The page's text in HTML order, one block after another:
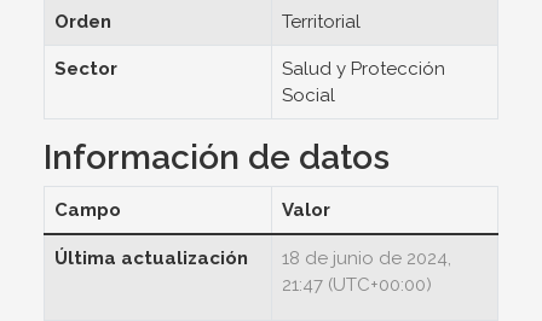
Orden Territorial
Sector
Salud y Protección
Social
Información de datos
Campo Valor
Última actualización
18 de junio de 2024,
21:47 (UTC+00:00)